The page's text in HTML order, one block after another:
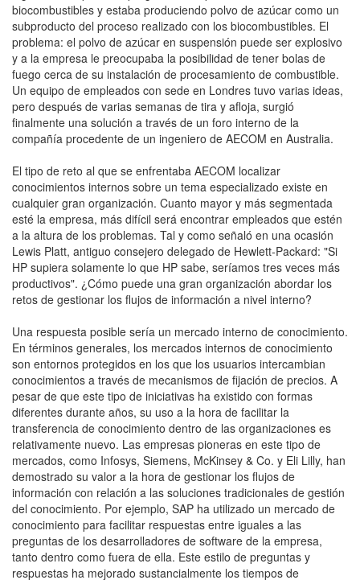
biocombustibles y estaba produciendo polvo de azúcar como un
subproducto del proceso realizado con los biocombustibles. El
problema: el polvo de azúcar en suspensión puede ser explosivo
y a la empresa le preocupaba la posibilidad de tener bolas de
fuego cerca de su instalación de procesamiento de combustible.
Un equipo de empleados con sede en Londres tuvo varias ideas,
pero después de varias semanas de tira y afloja, surgió
finalmente una solución a través de un foro interno de la
compañía procedente de un ingeniero de AECOM en Australia.
El tipo de reto al que se enfrentaba AECOM localizar
conocimientos internos sobre un tema especializado existe en
cualquier gran organización. Cuanto mayor y más segmentada
esté la empresa, más difícil será encontrar empleados que estén
a la altura de los problemas. Tal y como señaló en una ocasión
Lewis Platt, antiguo consejero delegado de Hewlett-Packard: "Si
HP supiera solamente lo que HP sabe, seríamos tres veces más
productivos". ¿Cómo puede una gran organización abordar los
retos de gestionar los flujos de información a nivel interno?
Una respuesta posible sería un mercado interno de conocimiento.
En términos generales, los mercados internos de conocimiento
son entornos protegidos en los que los usuarios intercambian
conocimientos a través de mecanismos de fijación de precios. A
pesar de que este tipo de iniciativas ha existido con formas
diferentes durante años, su uso a la hora de facilitar la
transferencia de conocimiento dentro de las organizaciones es
relativamente nuevo. Las empresas pioneras en este tipo de
mercados, como Infosys, Siemens, McKinsey & Co. y Eli Lilly, han
demostrado su valor a la hora de gestionar los flujos de
información con relación a las soluciones tradicionales de gestión
del conocimiento. Por ejemplo, SAP ha utilizado un mercado de
conocimiento para facilitar respuestas entre iguales a las
preguntas de los desarrolladores de software de la empresa,
tanto dentro como fuera de ella. Este estilo de preguntas y
respuestas ha mejorado sustancialmente los tiempos de